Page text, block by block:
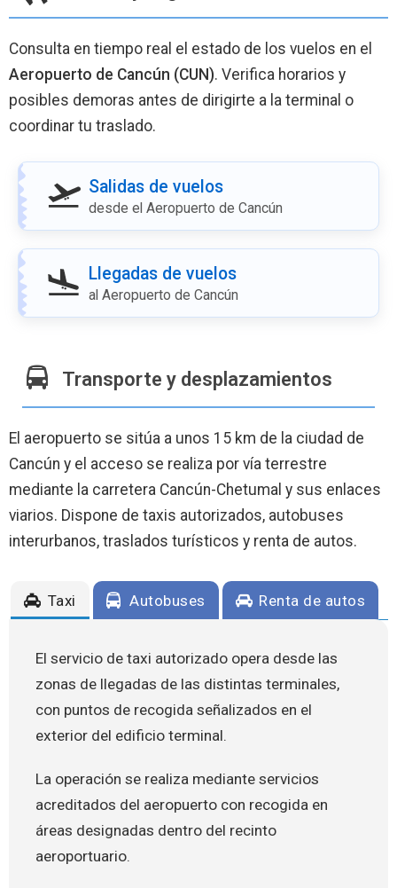
Consulta en tiempo real el estado de los vuelos en el
Aeropuerto de Cancún (CUN). Verifica horarios y
posibles demoras antes de dirigirte a la terminal o
coordinar tu traslado.
Salidas de vuelos
desde el Aeropuerto de Cancún
Llegadas de vuelos
al Aeropuerto de Cancún
Transporte y desplazamientos
El aeropuerto se sitúa a unos 15 km de la ciudad de
Cancún y el acceso se realiza por vía terrestre
mediante la carretera Cancún-Chetumal y sus enlaces
viarios. Dispone de taxis autorizados, autobuses
interurbanos, traslados turísticos y renta de autos.
Taxi Autobuses Renta de autos
El servicio de taxi autorizado opera desde las
zonas de llegadas de las distintas terminales,
con puntos de recogida señalizados en el
exterior del edificio terminal.
La operación se realiza mediante servicios
acreditados del aeropuerto con recogida en
áreas designadas dentro del recinto
aeroportuario.